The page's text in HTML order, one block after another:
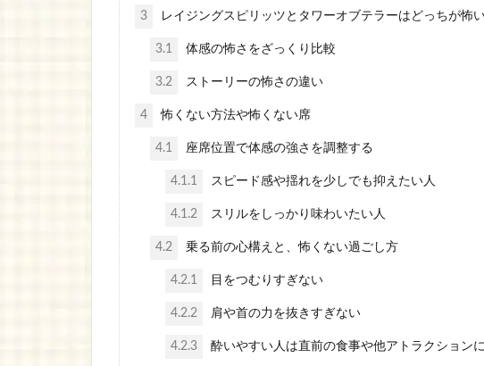
3 レイジングスピリッツとタワーオブテラーはどっちが怖
3.1 体感の怖さをざっくり比較
3.2 ストーリーの怖さの違い
4 怖くない方法や怖くない席
4.1 座席位置で体感の強さを調整する
4.1.1 スピード感や揺れを少しでも抑えたい人
4.1.2 スリルをしっかり味わいたい人
4.2 乗る前の心構えと、怖くない過ごし方
4.2.1 目をつむりすぎない
4.2.2 肩や首の力を抜きすぎない
4.2.3 酔いやすい人は直前の食事や他アトラクション